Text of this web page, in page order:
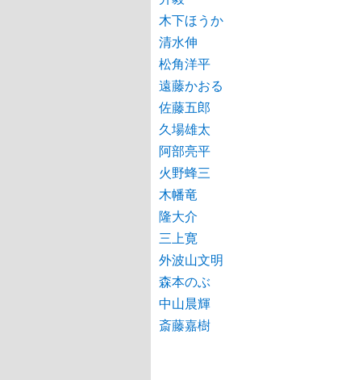
木下ほうか
清水伸
松角洋平
遠藤かおる
佐藤五郎
久場雄太
阿部亮平
火野蜂三
木幡竜
隆大介
三上寛
外波山文明
森本のぶ
中山晨輝
斎藤嘉樹